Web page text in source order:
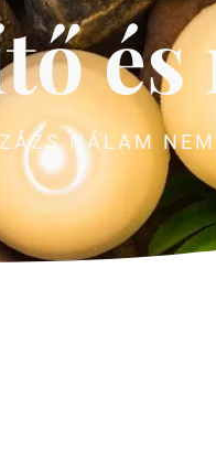
és
NÁLAM